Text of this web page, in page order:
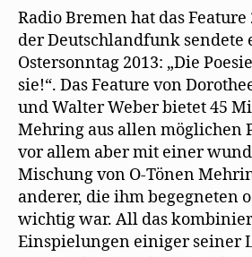
Radio Bremen hat das
der Deutschlandfunk sendete
Ostersonntag 2013: „Die
sie!“. Das Feature von
und Walter Weber bietet 45
Mehring aus allen möglichen
vor allem aber mit einer
Mischung von O-Tönen
anderer, die ihm begegneten
wichtig war. All das
Einspielungen einiger seiner